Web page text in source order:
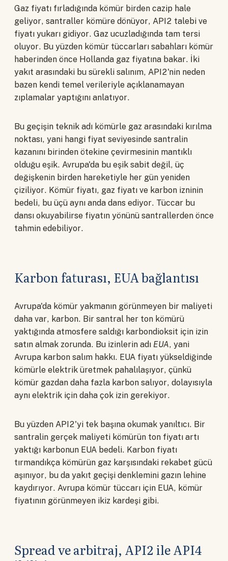
Gaz fiyatı fırladığında kömür birden cazip hale
geliyor, santraller kömüre dönüyor, API2 talebi ve
fiyatı yukarı gidiyor. Gaz ucuzladığında tam tersi
oluyor. Bu yüzden kömür tüccarları sabahları kömür
haberinden önce Hollanda gaz fiyatına bakar. İki
yakıt arasındaki bu sürekli salınım, API2'nin neden
bazen kendi temel verileriyle açıklanamayan
zıplamalar yaptığını anlatıyor.
Bu geçişin teknik adı kömürle gaz arasındaki kırılma
noktası, yani hangi fiyat seviyesinde santralin
kazanını birinden ötekine çevirmesinin mantıklı
olduğu eşik. Avrupa'da bu eşik sabit değil, üç
değişkenin birden hareketiyle her gün yeniden
çiziliyor. Kömür fiyatı, gaz fiyatı ve karbon izninin
bedeli, bu üçü aynı anda dans ediyor. Tüccar bu
dansı okuyabilirse fiyatın yönünü santrallerden önce
tahmin edebiliyor.
Karbon faturası, EUA bağlantısı
Avrupa'da kömür yakmanın görünmeyen bir maliyeti
daha var, karbon. Bir santral her ton kömürü
yaktığında atmosfere saldığı karbondioksit için izin
satın almak zorunda. Bu izinlerin adı EUA, yani
Avrupa karbon salım hakkı. EUA fiyatı yükseldiğinde
kömürle elektrik üretmek pahalılaşıyor, çünkü
kömür gazdan daha fazla karbon salıyor, dolayısıyla
aynı elektrik için daha çok izin gerekiyor.
Bu yüzden API2'yi tek başına okumak yanıltıcı. Bir
santralin gerçek maliyeti kömürün ton fiyatı artı
yaktığı karbonun EUA bedeli. Karbon fiyatı
tırmandıkça kömürün gaz karşısındaki rekabet gücü
aşınıyor, bu da yakıt geçişi denklemini gazın lehine
kaydırıyor. Avrupa kömür tüccarı için EUA, kömür
fiyatının görünmeyen ikiz kardeşi gibi.
Spread ve arbitraj, API2 ile API4